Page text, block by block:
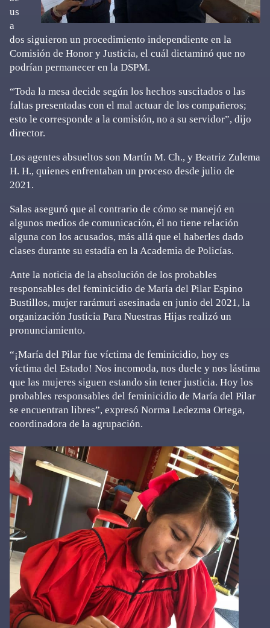
us
a
dos siguieron un procedimiento independiente en la
Comisión de Honor y Justicia, el cuál dictaminó que no
podrían permanecer en la DSPM.
“Toda la mesa decide según los hechos suscitados o las
faltas presentadas con el mal actuar de los compañeros;
esto le corresponde a la comisión, no a su servidor”, dijo
director.
Los agentes absueltos son Martín M. Ch., y Beatriz Zulema
H. H., quienes enfrentaban un proceso desde julio de
2021.
Salas aseguró que al contrario de cómo se manejó en
algunos medios de comunicación, él no tiene relación
alguna con los acusados, más allá que el haberles dado
clases durante su estadía en la Academia de Policías.
Ante la noticia de la absolución de los probables
responsables del feminicidio de María del Pilar Espino
Bustillos, mujer rarámuri asesinada en junio del 2021, la
organización Justicia Para Nuestras Hijas realizó un
pronunciamiento.
“¡María del Pilar fue víctima de feminicidio, hoy es
víctima del Estado! Nos incomoda, nos duele y nos lástima
que las mujeres siguen estando sin tener justicia. Hoy los
probables responsables del feminicidio de María del Pilar
se encuentran libres”, expresó Norma Ledezma Ortega,
coordinadora de la agrupación.